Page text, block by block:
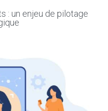
: un enjeu de pilotage